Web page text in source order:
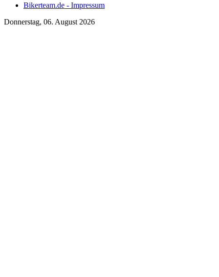
Bikerteam.de - Impressum
Donnerstag, 06. August 2026